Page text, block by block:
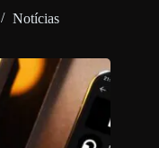
Notícias